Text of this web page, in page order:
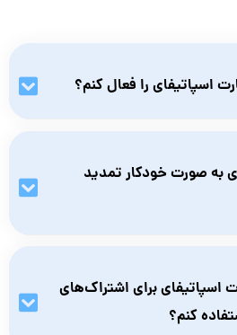
اسپاتیفای را فعال کنم؟
پرمیوم خود را فعال کنید.
به صورت خودکار تمدید
جدیدی خریداری کنید.
اسپاتیفای برای اشتراک‌های
کنم؟